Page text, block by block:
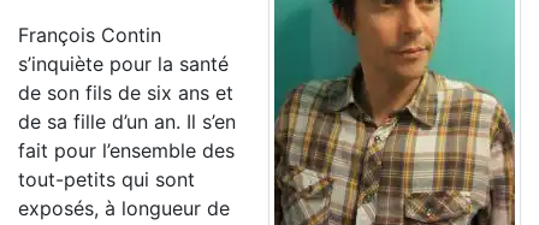
François Contin
s’inquiète pour la santé
de son fils de six ans et
de sa fille d’un an. Il s’en
fait pour l’ensemble des
tout-petits qui sont
exposés, à longueur de